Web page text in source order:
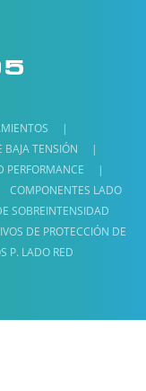
|
BAJA TENSIÓN
|
PERFORMANCE
|
COMPONENTES LADO
SOBREINTENSIDAD
DE PROTECCIÓN DE
P. LADO RED